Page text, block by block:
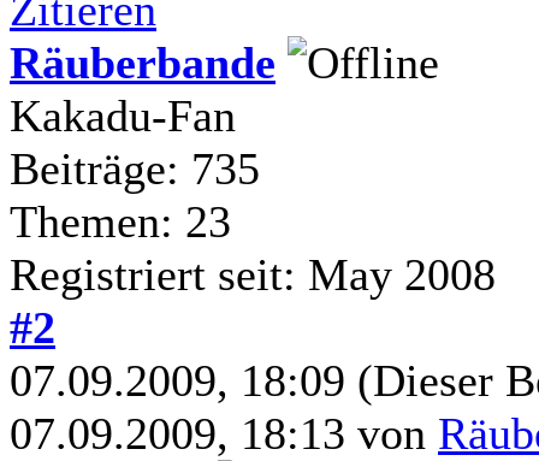
Räuberbande
Kakadu-Fan
Beiträge: 735
Themen: 23
Registriert seit: May 2008
#2
07.09.2009, 18:09 (Dieser
07.09.2009, 18:13 von